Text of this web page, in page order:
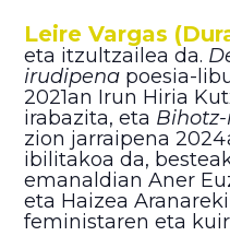
Leire Vargas
eta itzultzailea da.
irudipena poesia-
2021an Irun Hiria
irabazita, eta
zion jarraipena
ibilitakoa da,
emanaldian Aner
eta Haizea
feministaren eta